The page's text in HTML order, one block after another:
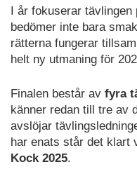
I år fokuserar tävlingen
bedömer inte bara
rätterna fungerar
helt ny utmaning för
Finalen består av fyra
känner redan till tre av
avslöjar
har enats står det klart
Kock 2025.